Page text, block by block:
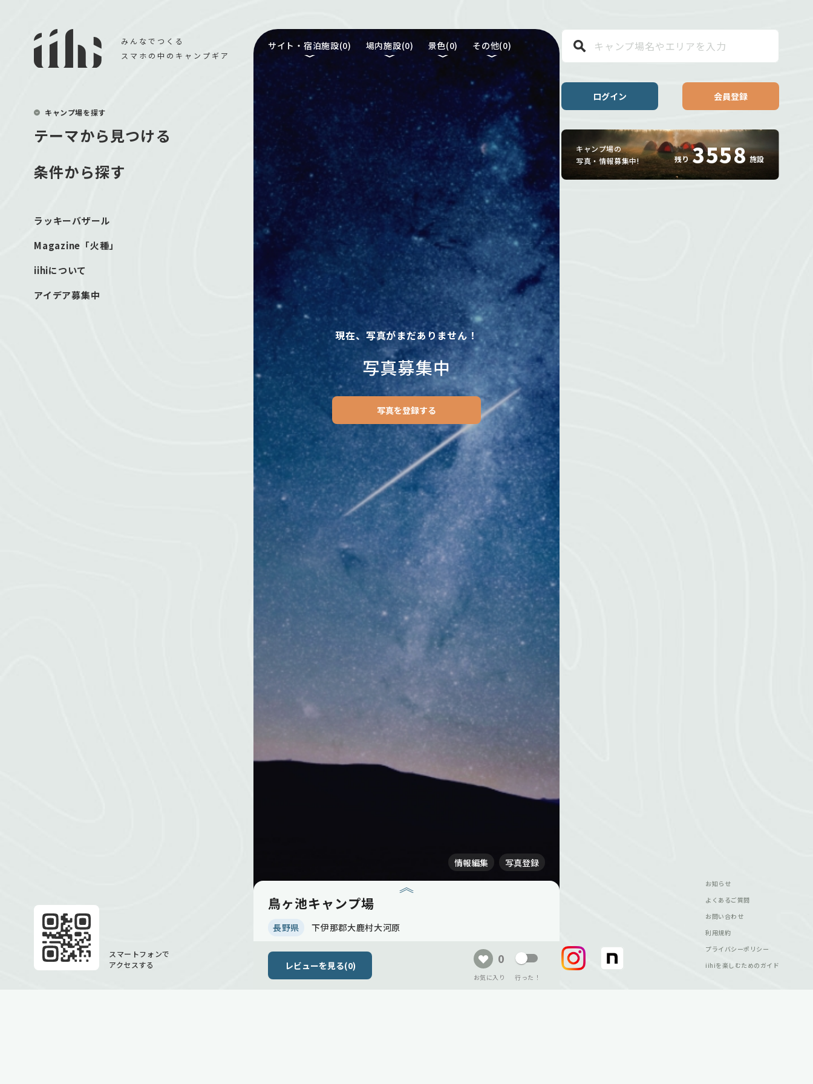
みんなでつくる
スマホの中のキャンプギア
キャンプ場を探す
テーマから見つける
条件から探す
ラッキーバザール
Magazine「火種」
iihiについて
アイデア募集中
スマートフォンで
アクセスする
ログイン 会員登録
キャンプ場の
写真・情報募集中!
残り 3558 施設
お知らせ
よくあるご質問
お問い合わせ
利用規約
プライバシーポリシー
iihiを楽しむためのガイド
サイト・宿泊施設(0) 場内施設(0) 景色(0) その他(0)
現在、写真がまだありません！
写真募集中
写真を登録する
情報編集 写真登録
鳥ヶ池キャンプ場
長野県 下伊那郡大鹿村大河原
レビューを見る(0) 0
お気に入り 行った！